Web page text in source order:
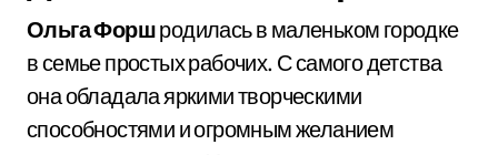
Ольга Форшродилась в маленьком городке
в семье простых рабочих. С самого детства
она обладала яркими творческими
способностями и огромным желанием